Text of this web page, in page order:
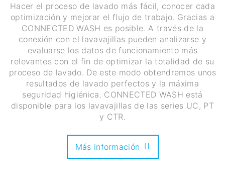
Hacer el proceso de lavado más fácil, conocer cada
optimización y mejorar el flujo de trabajo. Gracias a
CONNECTED WASH es posible. A través de la
conexión con el lavavajillas pueden analizarse y
evaluarse los datos de funcionamiento más
relevantes con el fin de optimizar la totalidad de su
proceso de lavado. De este modo obtendremos unos
resultados de lavado perfectos y la máxima
seguridad higiénica. CONNECTED WASH está
disponible para los lavavajillas de las series UC, PT
y CTR.
Más información